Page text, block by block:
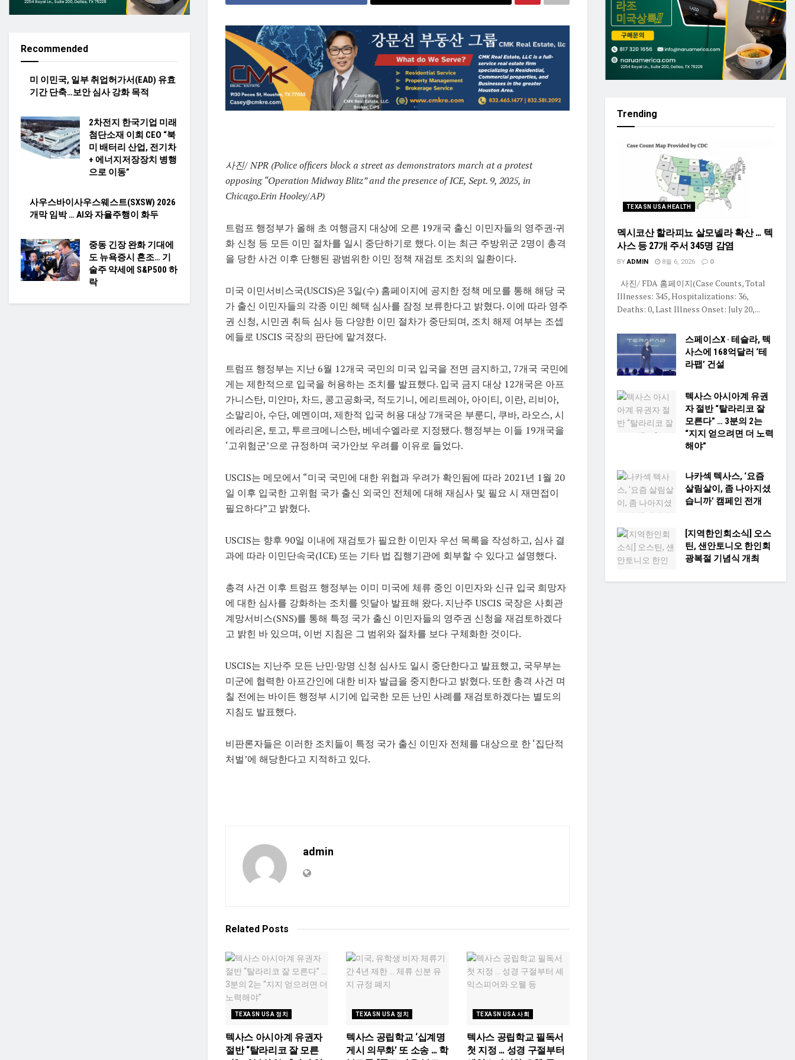
사진/ NPR (Police officers block a street as demonstrators march at a protest
opposing “Operation Midway Blitz” and the presence of ICE, Sept. 9, 2025, in
Chicago.Erin Hooley/AP)
트럼프 행정부가 올해 초 여행금지 대상에 오른 19개국 출신 이민자들의 영주권·귀
화 신청 등 모든 이민 절차를 일시 중단하기로 했다. 이는 최근 주방위군 2명이 총격
을 당한 사건 이후 단행된 광범위한 이민 정책 재검토 조치의 일환이다.
미국 이민서비스국(USCIS)은 3일(수) 홈페이지에 공지한 정책 메모를 통해 해당 국
가 출신 이민자들의 각종 이민 혜택 심사를 잠정 보류한다고 밝혔다. 이에 따라 영주
권 신청, 시민권 취득 심사 등 다양한 이민 절차가 중단되며, 조치 해제 여부는 조셉
에들로 USCIS 국장의 판단에 맡겨졌다.
트럼프 행정부는 지난 6월 12개국 국민의 미국 입국을 전면 금지하고, 7개국 국민에
게는 제한적으로 입국을 허용하는 조치를 발표했다. 입국 금지 대상 12개국은 아프
가니스탄, 미얀마, 차드, 콩고공화국, 적도기니, 에리트레아, 아이티, 이란, 리비아,
소말리아, 수단, 예멘이며, 제한적 입국 허용 대상 7개국은 부룬디, 쿠바, 라오스, 시
에라리온, 토고, 투르크메니스탄, 베네수엘라로 지정됐다. 행정부는 이들 19개국을
‘고위험군’으로 규정하며 국가안보 우려를 이유로 들었다.
USCIS는 메모에서 “미국 국민에 대한 위협과 우려가 확인됨에 따라 2021년 1월 20
일 이후 입국한 고위험 국가 출신 외국인 전체에 대해 재심사 및 필요 시 재면접이
필요하다”고 밝혔다.
USCIS는 향후 90일 이내에 재검토가 필요한 이민자 우선 목록을 작성하고, 심사 결
과에 따라 이민단속국(ICE) 또는 기타 법 집행기관에 회부할 수 있다고 설명했다.
총격 사건 이후 트럼프 행정부는 이미 미국에 체류 중인 이민자와 신규 입국 희망자
에 대한 심사를 강화하는 조치를 잇달아 발표해 왔다. 지난주 USCIS 국장은 사회관
계망서비스(SNS)를 통해 특정 국가 출신 이민자들의 영주권 신청을 재검토하겠다
고 밝힌 바 있으며, 이번 지침은 그 범위와 절차를 보다 구체화한 것이다.
USCIS는 지난주 모든 난민·망명 신청 심사도 일시 중단한다고 발표했고, 국무부는
미군에 협력한 아프간인에 대한 비자 발급을 중지한다고 밝혔다. 또한 총격 사건 며
칠 전에는 바이든 행정부 시기에 입국한 모든 난민 사례를 재검토하겠다는 별도의
지침도 발표했다.
비판론자들은 이러한 조치들이 특정 국가 출신 이민자 전체를 대상으로 한 ‘집단적
처벌’에 해당한다고 지적하고 있다.
admin
Related Posts
TEXASN USA 정치
텍사스 아시아계 유권자
절반 “탈라리코 잘 모른
TEXASN USA 정치
텍사스 공립학교 ‘십계명
게시 의무화’ 또 소송 … 학
TEXASN USA 사회
텍사스 공립학교 필독서
첫 지정 … 성경 구절부터
Recommended
미 이민국, 일부 취업허가서(EAD) 유효
기간 단축…보안 심사 강화 목적
2차전지 한국기업 미래
첨단소재 이희 CEO “북
미 배터리 산업, 전기차
+ 에너지저장장치 병행
으로 이동”
사우스바이사우스웨스트(SXSW) 2026
개막 임박 … AI와 자율주행이 화두
중동 긴장 완화 기대에
도 뉴욕증시 혼조… 기
술주 약세에 S&P500 하
락
Trending
TEXASN USA HEALTH
멕시코산 할라피뇨 살모넬라 확산 … 텍
사스 등 27개 주서 345명 감염
BY ADMIN 8월 6, 2026 0
사진/ FDA 홈페이지(Case Counts, Total
Illnesses: 345, Hospitalizations: 36,
Deaths: 0, Last Illness Onset: July 20,...
스페이스X · 테슬라, 텍
사스에 168억달러 ‘테
라팹’ 건설
텍사스 아시아계 유권
자 절반 “탈라리코 잘
모른다” … 3분의 2는
“지지 얻으려면 더 노력
해야”
나카섹 텍사스, ‘요즘
살림살이, 좀 나아지셨
습니까’ 캠페인 전개
[지역한인회소식] 오스
틴, 샌안토니오 한인회
광복절 기념식 개최